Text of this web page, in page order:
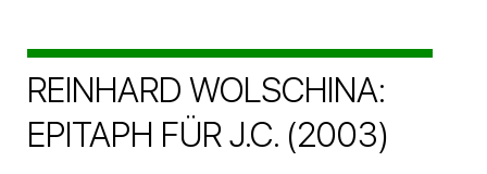
REINHARD WOLSCHINA:
EPITAPH FÜR J.C. (2003)